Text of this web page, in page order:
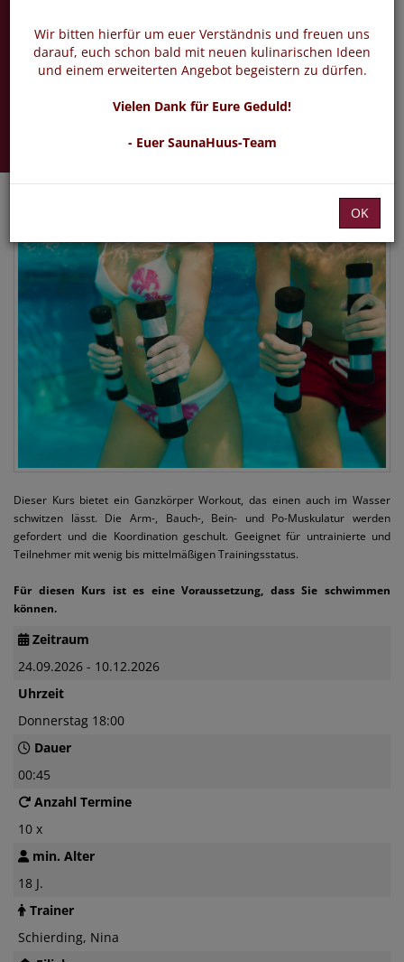
Sport im Alltag
Donnerstag 24.09.2026 -
10.12.2026
Dieser Kurs bietet ein Ganzkörper Workout, das einen auch im Wasser
schwitzen lässt. Die Arm-, Bauch-, Bein- und Po-Muskulatur werden
gefordert und die Koordination geschult. Geeignet für untrainierte und
Teilnehmer mit wenig bis mittelmäßigen Trainingsstatus.
Für diesen Kurs ist es eine Voraussetzung, dass Sie schwimmen
können.
Zeitraum
24.09.2026 - 10.12.2026
Uhrzeit
Donnerstag 18:00
Dauer
00:45
Anzahl Termine
10 x
min. Alter
18 J.
Trainer
Schierding, Nina
Wir bitten hierfür um euer Verständnis und freuen uns
darauf, euch schon bald mit neuen kulinarischen Ideen
und einem erweiterten Angebot begeistern zu dürfen.
Vielen Dank für Eure Geduld!
- Euer SaunaHuus-Team
OK